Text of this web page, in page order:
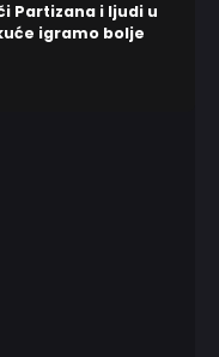
Partizana i ljudi u
igramo bolje